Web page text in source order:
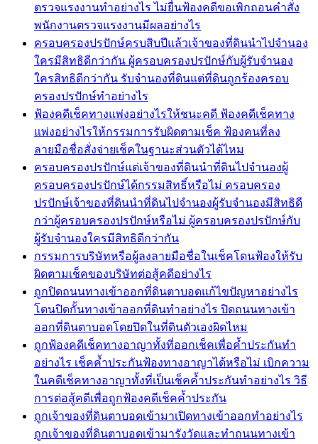
ตรวจแรงงานทำอย่างไร ไม่ยื่นฟ้องคดีขอเพิกถอนคำสั่ง
พนักงานตรวจแรงงานมีผลอย่างไร
ครอบครองปรปักษ์ครบสิบปีแล้วเจ้าของที่ดินนำไปจำนอง
ใครมีสิทธิดีกว่ากัน ผู้ครอบครองปรปักษ์กับผู้รับจำนอง
ใครสิทธิดีกว่ากัน รับจำนองที่ดินแต่ที่ดินถูกร้องครอบ
ครองปรปักษ์ทำอย่างไร
ฟ้องคดีเช็คทางแพ่งอย่างไรให้ชนะคดี ฟ้องคดีเช็คทาง
แพ่งอย่างไรให้กรรมการรับผิดตามเช็ค ฟ้องคนที่ลง
ลายมือชื่อสั่งจ่ายเช็คในฐานะส่วนตัวได้ไหม
ครอบครองปรปักษ์แต่เจ้าของที่ดินนำที่ดินไปจำนองผู้
ครอบครองปรปักษ์ได้กรรมสิทธิ์หรือไม่ ครอบครอง
ปรปักษ์เจ้าของที่ดินนำที่ดินไปจำนองผู้รับจำนองมีสิทธิดี
กว่าผู้ครอบครองปรปักษ์หรือไม่ ผู้ครอบครองปรปักษ์กับ
ผู้รับจำนองใครมีสิทธิดีกว่ากัน
กรรมการบริษัทหรือผู้ลงลายมือชื่อในเช็คโดนฟ้องให้รับ
ผิดตามเช็คของบริษัทต่อสู้คดีอย่างไร
ถูกปิดถนนทางเข้าออกที่ดินตาบอดแก้ไขปัญหาอย่างไร
โดนปิดกั้นทางเข้าออกที่ดินทำอย่างไร ปิดถนนทางเข้า
ออกที่ดินตาบอดโดยปิดในที่ดินตัวเองผิดไหม
ถูกฟ้องคดีเช็คทางอาญาทั้งที่ออกเช็คเพื่อค้ำประกันทำ
อย่างไร เช็คค้ำประกันฟ้องทางอาญาได้หรือไม่ เบิกความ
ในคดีเช็คทางอาญาทั้งที่เป็นเช็คค้ำประกันทำอย่างไร วิธี
การต่อสู้คดีเพื่อถูกฟ้องคดีเช็คค้ำประกัน
ถูกเจ้าของที่ดินตาบอดเข้ามาเปิดทางเข้าออกทำอย่างไร
ถูกเจ้าของที่ดินตาบอดเข้ามารังวัดและทำถนนทางเข้า